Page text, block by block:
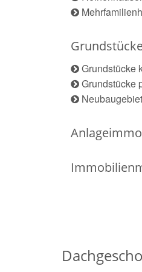
Grundstücke
Grundstücke